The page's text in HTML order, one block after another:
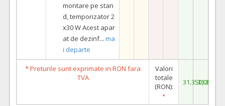
montare pe stan
d, temporizator 2
x30 W Acest apar
at de dezinf... ma
i departe
* Preturile sunt exprimate in RON fara
TVA
Valori
totale
(RON):
*
31.350,00